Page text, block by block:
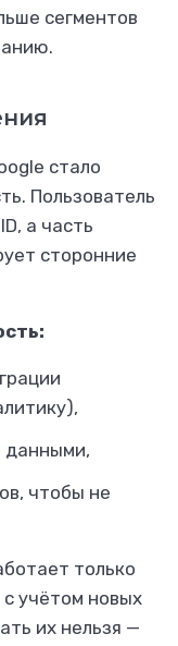
сегментов
стало
Пользователь
а часть
сторонние
данными,
чтобы не
только
учётом новых
их нельзя —